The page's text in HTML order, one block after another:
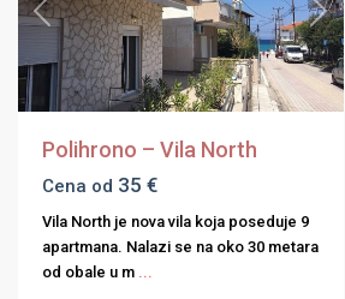
Previous Next
Polihrono – Vila North
Cena od 35 €
Vila North je nova vila koja poseduje 9
apartmana. Nalazi se na oko 30 metara
od obale u m ...